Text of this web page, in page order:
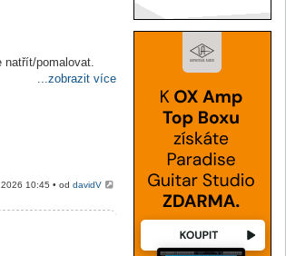
natřít/pomalovat.
...zobrazit více
10:45 • oddavidV